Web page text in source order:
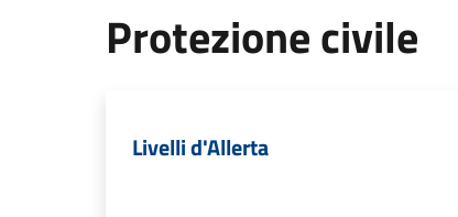
Protezione civile
Livelli d'Allerta